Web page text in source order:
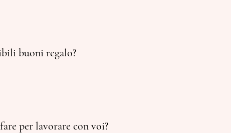
buoni regalo?
per lavorare con voi?